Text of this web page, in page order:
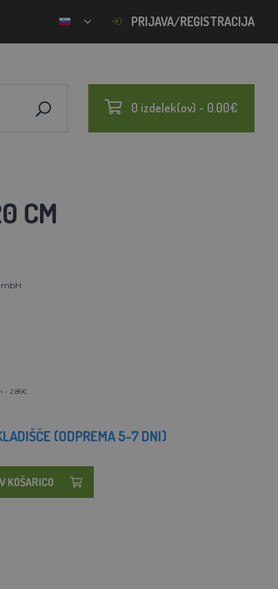
PRIJAVA/REGISTRACIJA
0 izdelek(ov) - 0.00€
CM
- 2.86€
(ODPREMA 5-7 DNI)
V KOŠARICO